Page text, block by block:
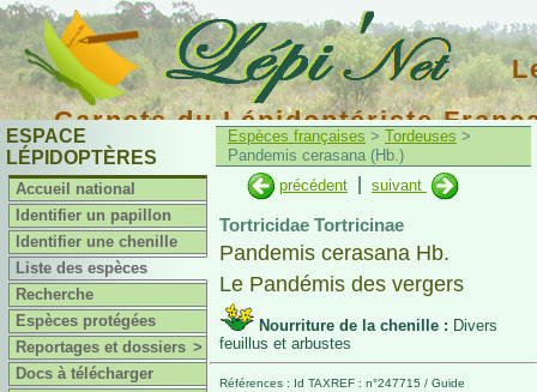
Carnets du Lépidoptériste
ESPACE
LÉPIDOPTÈRES
Accueil national
Identifier un papillon
Identifier une chenille
Liste des espèces
Recherche
Espèces protégées
Reportages et dossiers >
Docs à télécharger
Espèces françaises > Tordeuses >
Pandemis cerasana (Hb.)
précédent
suivant
Tortricidae Tortricinae
Pandemis cerasana Hb.
Le Pandémis des vergers
Nourriture de la chenille : Divers
feuillus et arbustes
Références : Id TAXREF : n°247715 / Guide